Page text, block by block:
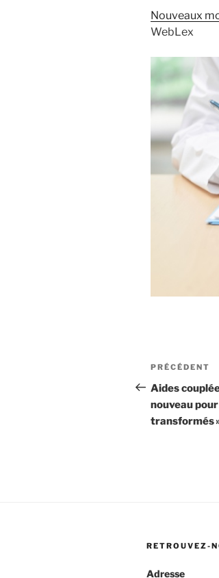
Nouveaux
WebLex
de
l’article
Article
précédent
PRÉCÉDENT
Aides
nouveau
transformés
RETROUVEZ-
Adresse